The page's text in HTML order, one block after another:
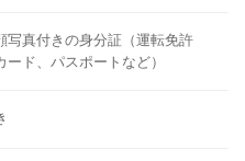
写真付きの身分証（運転免許
ド、パスポートなど）